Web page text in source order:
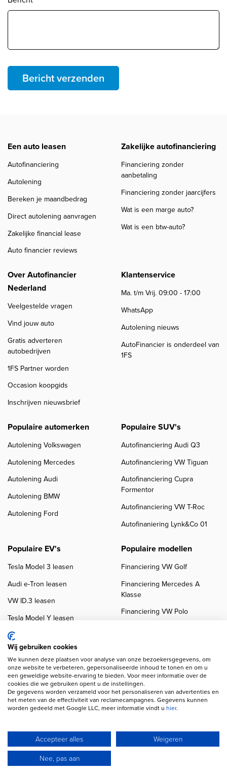
Bericht verzenden
Een auto leasen
Autofinanciering
Autolening
Bereken je maandbedrag
Direct autolening aanvragen
Zakelijke financial lease
Auto financier reviews
Zakelijke autofinanciering
Financiering zonder
aanbetaling
Financiering zonder jaarcijfers
Wat is een marge auto?
Wat is een btw-auto?
Over Autofinancier
Nederland
Veelgestelde vragen
Vind jouw auto
Gratis adverteren
autobedrijven
1FS Partner worden
Occasion koopgids
Inschrijven nieuwsbrief
Klantenservice
Ma. t/m Vrij. 09:00 - 17:00
WhatsApp
Autolening nieuws
AutoFinancier is onderdeel van
1FS
Populaire automerken
Autolening Volkswagen
Autolening Mercedes
Autolening Audi
Autolening BMW
Autolening Ford
Populaire SUV's
Autofinanciering Audi Q3
Autofinanciering VW Tiguan
Autofinanciering Cupra
Formentor
Autofinanciering VW T-Roc
Autofinaniering Lynk&Co 01
Populaire EV's
Tesla Model 3 leasen
Audi e-Tron leasen
VW ID.3 leasen
Tesla Model Y leasen
VW ID.4 leasen
Populaire modellen
Financiering VW Golf
Financiering Mercedes A
Klasse
Financiering VW Polo
Copyright navigation
Klanten beoordelingen
Autobedrijven
Wij gebruiken AI voor afbeeldingen en teksten
© 2026 Autofinancier
Powered by 1FS.nl
Wij gebruiken cookies
We kunnen deze plaatsen voor analyse van onze bezoekersgegevens, om
onze website te verbeteren, gepersonaliseerde inhoud te tonen en om u
een geweldige website-ervaring te bieden. Voor meer informatie over de
cookies die we gebruiken opent u de instellingen.
De gegevens worden verzameld voor het personaliseren van advertenties en
het meten van de effectiviteit van reclamecampagnes. Gegevens kunnen
worden gedeeld met Google LLC, meer informatie vindt u hier.
Accepteer alles
Weigeren
Nee, pas aan